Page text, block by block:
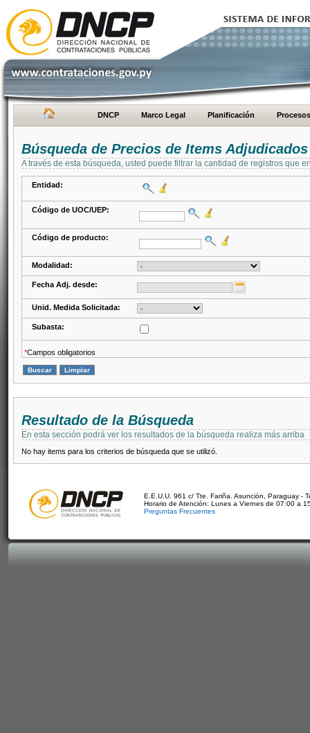
DNCP Marco Legal Planificación Procesos
Búsqueda de Precios de Items Adjudicados
A través de esta búsqueda, usted puede filtrar la cantidad de registros que
Entidad:
Código de UOC/UEP:
Código de producto:
Modalidad:
Fecha Adj. desde:
Unid. Medida Solicitada:
Subasta:
*Campos obligatorios
Resultado de la Búsqueda
En esta sección podrá ver los resultados de la búsqueda realiza más arriba
No hay items para los criterios de búsqueda que se utilizó.
E.E.U.U. 961 c/ Tte. Fariña. Asunción, Paraguay -
Horario de Atención: Lunes a Viernes de 07:00 a
Preguntas Frecuentes